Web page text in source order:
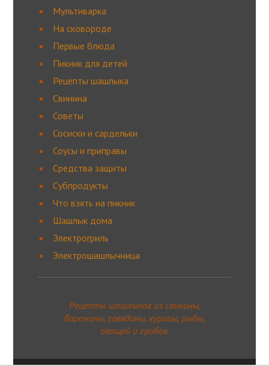
Мультиварка
На сковороде
Первые блюда
Пикник для детей
Рецепты шашлыка
Свинина
Советы
Сосиски и сардельки
Соусы и приправы
Средства защиты
Субпродукты
Что взять на пикник
Шашлык дома
Электрогриль
Электрошашлычница
Рецепты шашлыков из свинины,
баранины, говядины, курицы, рыбы,
овощей и грибов.